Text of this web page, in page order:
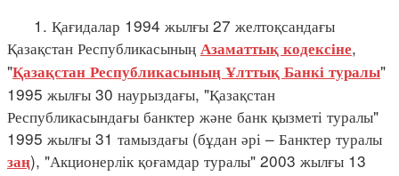
1. Қағидалар 1994 жылғы 27 желтоқсандағы
Қазақстан Республикасының Азаматтық кодексіне,
"Қазақстан Республикасының Ұлттық Банкі туралы"
1995 жылғы 30 наурыздағы, "Қазақстан
Республикасындағы банктер және банк қызметі туралы"
1995 жылғы 31 тамыздағы (бұдан әрі – Банктер туралы
заң), "Акционерлік қоғамдар туралы" 2003 жылғы 13